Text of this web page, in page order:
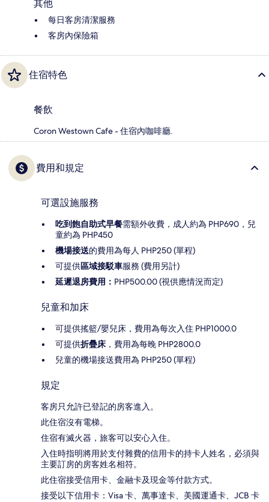
其他
每日客房清潔服務
客房內保險箱
住宿特色
餐飲
Coron Westown Cafe - 住宿內咖啡廳.
費用和規定
可選設施服務
吃到飽自助式早餐需額外收費，成人約為 PHP690，兒
童約為 PHP450
機場接送的費用為每人 PHP250 (單程)
可提供區域接駁車服務 (費用另計)
延遲退房費用： PHP500.00 (視供應情況而定)
兒童和加床
可提供搖籃/嬰兒床，費用為每次入住 PHP1000.0
可提供折疊床 ，費用為每晚 PHP2800.0
兒童的機場接送費用為 PHP250 (單程)
規定
客房只允許已登記的房客進入。
此住宿沒有電梯。
住宿有滅火器，旅客可以安心入住。
入住時指明將用於支付雜費的信用卡的持卡人姓名，必須與
主要訂房的房客姓名相符。
此住宿接受信用卡、金融卡及現金等付款方式。
接受以下信用卡：Visa 卡、萬事達卡、美國運通卡、JCB 卡